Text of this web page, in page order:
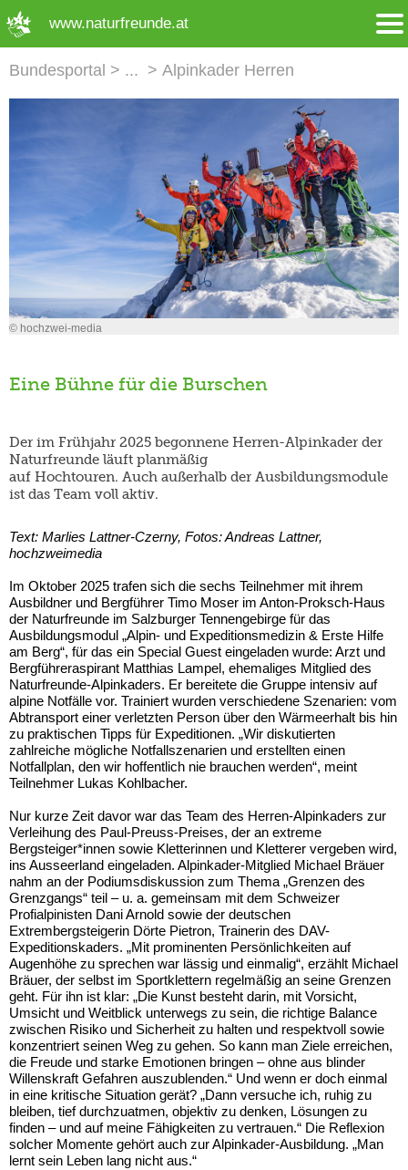
www.naturfreunde.at
Bundesportal Alpinkader Herren
© hochzwei-media
Eine Bühne für die Burschen
Der im Frühjahr 2025 begonnene Herren-Alpinkader der
Naturfreunde läuft planmäßig
auf Hochtouren. Auch außerhalb der Ausbildungsmodule
ist das Team voll aktiv.
Text: Marlies Lattner-Czerny, Fotos: Andreas Lattner,
hochzweimedia
Im Oktober 2025 trafen sich die sechs Teilnehmer mit ihrem
Ausbildner und Bergführer Timo Moser im Anton-Proksch-Haus
der Naturfreunde im Salzburger Tennengebirge für das
Ausbildungsmodul „Alpin- und Expeditionsmedizin & Erste Hilfe
am Berg“, für das ein Special Guest eingeladen wurde: Arzt und
Bergführeraspirant Matthias Lampel, ehemaliges Mitglied des
Naturfreunde-Alpinkaders. Er bereitete die Gruppe intensiv auf
alpine Notfälle vor. Trainiert wurden verschiedene Szenarien: vom
Abtransport einer verletzten Person über den Wärmeerhalt bis hin
zu praktischen Tipps für Expeditionen. „Wir diskutierten
zahlreiche mögliche Notfallszenarien und erstellten einen
Notfallplan, den wir hoffentlich nie brauchen werden“, meint
Teilnehmer Lukas Kohlbacher.
Nur kurze Zeit davor war das Team des Herren-Alpinkaders zur
Verleihung des Paul-Preuss-Preises, der an extreme
Bergsteiger*innen sowie Kletterinnen und Kletterer vergeben wird,
ins Ausseerland eingeladen. Alpinkader-Mitglied Michael Bräuer
nahm an der Podiumsdiskussion zum Thema „Grenzen des
Grenzgangs“ teil – u. a. gemeinsam mit dem Schweizer
Profialpinisten Dani Arnold sowie der deutschen
Extrembergsteigerin Dörte Pietron, Trainerin des DAV-
Expeditionskaders. „Mit prominenten Persönlichkeiten auf
Augenhöhe zu sprechen war lässig und einmalig“, erzählt Michael
Bräuer, der selbst im Sportklettern regelmäßig an seine Grenzen
geht. Für ihn ist klar: „Die Kunst besteht darin, mit Vorsicht,
Umsicht und Weitblick unterwegs zu sein, die richtige Balance
zwischen Risiko und Sicherheit zu halten und respektvoll sowie
konzentriert seinen Weg zu gehen. So kann man Ziele erreichen,
die Freude und starke Emotionen bringen – ohne aus blinder
Willenskraft Gefahren auszublenden.“ Und wenn er doch einmal
in eine kritische Situation gerät? „Dann versuche ich, ruhig zu
bleiben, tief durchzuatmen, objektiv zu denken, Lösungen zu
finden – und auf meine Fähigkeiten zu vertrauen.“ Die Reflexion
solcher Momente gehört auch zur Alpinkader-Ausbildung. „Man
lernt sein Leben lang nicht aus.“